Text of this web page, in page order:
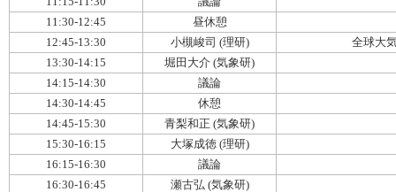
11:30-12:45
昼休憩
12:45-13:30
小槻峻司 (理研)
全球大
13:30-14:15
堀田大介 (気象研)
14:15-14:30
議論
14:30-14:45
休憩
14:45-15:30
青梨和正 (気象研)
15:30-16:15
大塚成徳 (理研)
16:15-16:30
議論
16:30-16:45
瀬古弘 (気象研)